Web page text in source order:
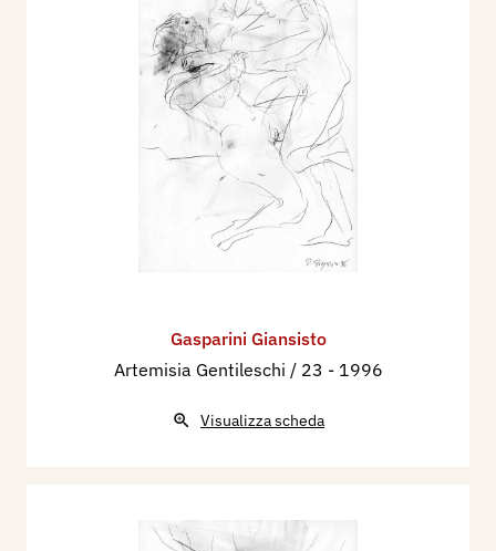
Gasparini Giansisto
Artemisia Gentileschi / 23 - 1996
Visualizza scheda